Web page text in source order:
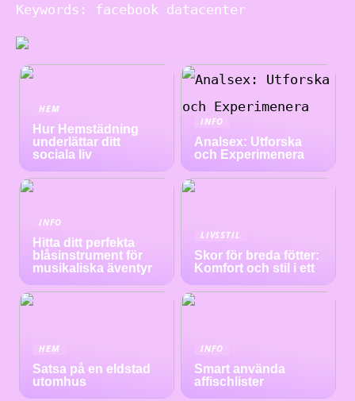
Keywords: facebook datacenter
HEM
Hur Hemstädning
underlättar ditt
sociala liv
INFO
Analsex: Utforska
och Experimenera
INFO
Hitta ditt perfekta
blåsinstrument för
musikaliska äventyr
LIVSSTIL
Skor för breda fötter:
Komfort och stil i ett
HEM
Satsa på en eldstad
utomhus
INFO
Smart använda
affischlister